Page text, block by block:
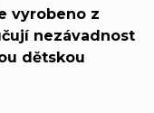
vyrobeno z
nezávadnost
dětskou